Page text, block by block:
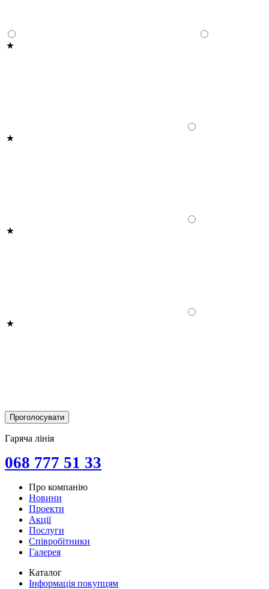
Гаряча лінія
068 777 51 33
Про компанію
Новини
Проекти
Акції
Послуги
Співробітники
Галерея
Каталог
Інформація покупцям